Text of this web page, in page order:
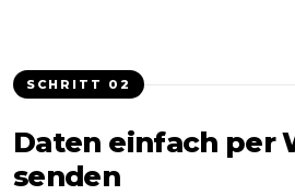
SCHRITT 02
Daten einfach per
senden